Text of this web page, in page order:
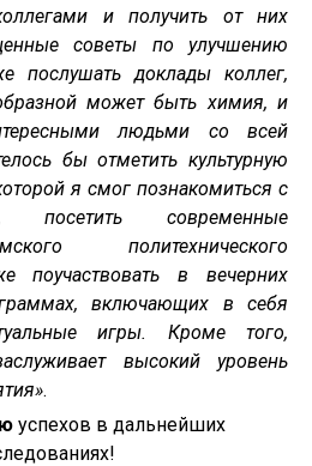
и получить от них
советы по улучшению
послушать доклады коллег,
может быть химия, и
людьми со всей
бы отметить культурную
я смог познакомиться с
посетить современные
политехнического
поучаствовать в вечерних
включающих в себя
игры. Кроме того,
высокий уровень
.
успехов в дальнейших